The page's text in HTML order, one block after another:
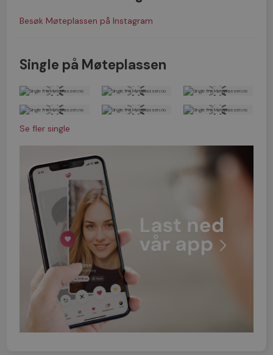
Besøk Møteplassen på Instagram
Single på Møteplassen
Se fler single